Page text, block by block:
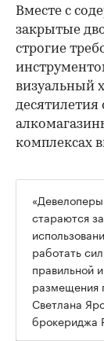
Вместе с
закрытые
строгие
визуальный
десятилетия
комплексах
стараются
работать
правильной
размещения
Светлана
брокериджа